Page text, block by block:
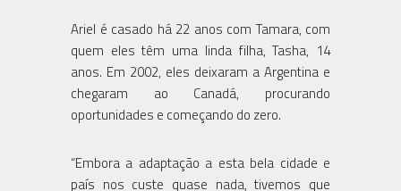
Ariel é casado há 22 anos com Tamara, com
quem eles têm uma linda filha, Tasha, 14
anos. Em 2002, eles deixaram a Argentina e
chegaram ao Canadá, procurando
oportunidades e começando do zero.
“Embora a adaptação a esta bela cidade e
país nos custe quase nada, tivemos que